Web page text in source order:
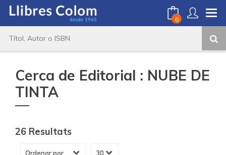
0
Cerca de Editorial : NUBE DE
TINTA
26 Resultats